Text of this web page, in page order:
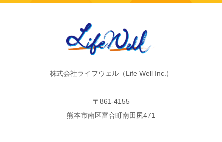
株式会社ライフウェル（Life Well Inc.）
〒861-4155
熊本市南区富合町南田尻471